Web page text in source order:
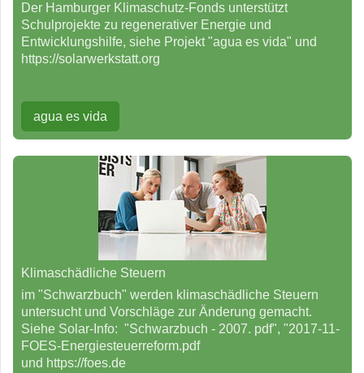
Der Hamburger Klimaschutz-Fonds unterstützt
Schulprojekte zu regenerativer Energie und
Entwicklungshilfe, siehe Projekt "agua es vida" und
https://solarwerkstatt.org
agua es vida
Klimaschädliche Steuern
im "Schwarzbuch" werden klimaschädliche Steuern
untersucht und Vorschläge zur Änderung gemacht.
Siehe Solar-Info: "Schwarzbuch - 2007. pdf", "2017-11-
FOES-Energiesteuerreform.pdf
und https://foes.de